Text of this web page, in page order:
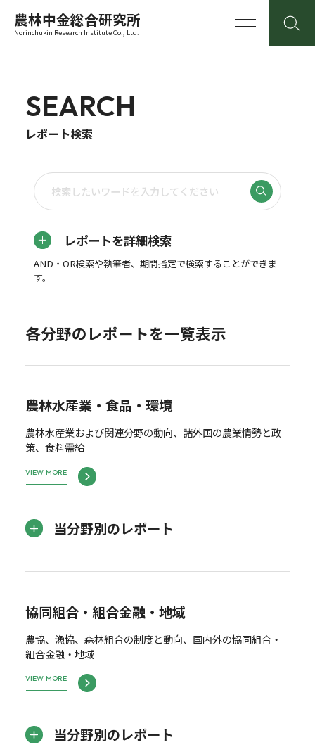
農林中金総合研究所
Norinchukin Research Institute Co., Ltd.
SEARCH
レポート検索
レポートを詳細検索
AND・OR検索や執筆者、期間指定で検索することができま
す。
各分野のレポートを一覧表示
農林水産業・食品・環境
農林水産業および関連分野の動向、諸外国の農業情勢と政
策、食料需給
VIEW MORE
当分野別のレポート
協同組合・組合金融・地域
農協、漁協、森林組合の制度と動向、国内外の協同組合・
組合金融・地域
VIEW MORE
当分野別のレポート